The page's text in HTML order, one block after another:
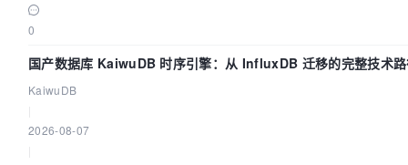
0
国产数据库 KaiwuDB 时序引擎：从 InfluxDB 迁移的完整技术
KaiwuDB
2026-08-07